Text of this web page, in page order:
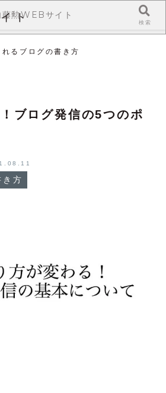
ト
れるブログの書き方
ブログ発信の5つのポ
き方
藤勲WEBサイト
検索